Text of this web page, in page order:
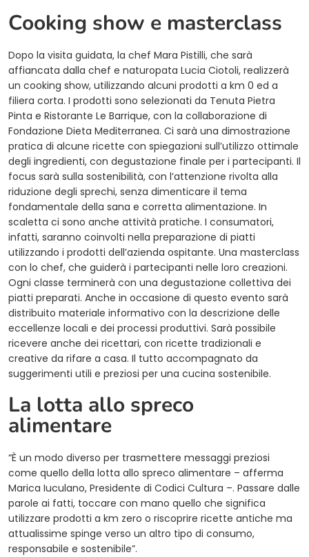
Cooking show e masterclass
Dopo la visita guidata, la chef Mara Pistilli, che sarà
affiancata dalla chef e naturopata Lucia Ciotoli, realizzerà
un cooking show, utilizzando alcuni prodotti a km 0 ed a
filiera corta. I prodotti sono selezionati da Tenuta Pietra
Pinta e Ristorante Le Barrique, con la collaborazione di
Fondazione Dieta Mediterranea. Ci sarà una dimostrazione
pratica di alcune ricette con spiegazioni sull’utilizzo ottimale
degli ingredienti, con degustazione finale per i partecipanti. Il
focus sarà sulla sostenibilità, con l’attenzione rivolta alla
riduzione degli sprechi, senza dimenticare il tema
fondamentale della sana e corretta alimentazione. In
scaletta ci sono anche attività pratiche. I consumatori,
infatti, saranno coinvolti nella preparazione di piatti
utilizzando i prodotti dell’azienda ospitante. Una masterclass
con lo chef, che guiderà i partecipanti nelle loro creazioni.
Ogni classe terminerà con una degustazione collettiva dei
piatti preparati. Anche in occasione di questo evento sarà
distribuito materiale informativo con la descrizione delle
eccellenze locali e dei processi produttivi. Sarà possibile
ricevere anche dei ricettari, con ricette tradizionali e
creative da rifare a casa. Il tutto accompagnato da
suggerimenti utili e preziosi per una cucina sostenibile.
La lotta allo spreco
alimentare
“È un modo diverso per trasmettere messaggi preziosi
come quello della lotta allo spreco alimentare – afferma
Marica Iuculano, Presidente di Codici Cultura –. Passare dalle
parole ai fatti, toccare con mano quello che significa
utilizzare prodotti a km zero o riscoprire ricette antiche ma
attualissime spinge verso un altro tipo di consumo,
responsabile e sostenibile”.